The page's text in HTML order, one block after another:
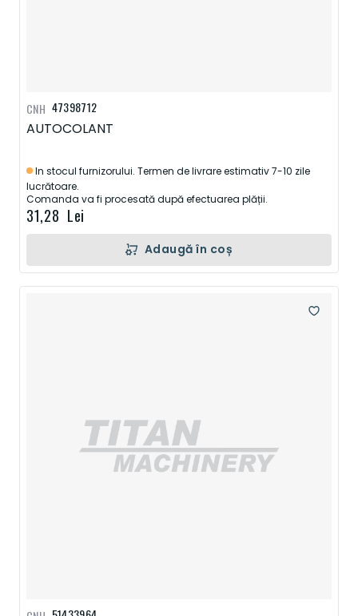
47398712
AUTOCOLANT
In stocul furnizorului. Termen de livrare estimativ 7-10 zile
lucrătoare.
Comanda va fi procesată după efectuarea plății.
31,28 Lei
CNH
Adaugă în coș